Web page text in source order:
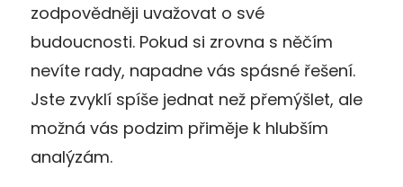
zodpovědněji uvažovat o své
budoucnosti. Pokud si zrovna s něčím
nevíte rady, napadne vás spásné řešení.
Jste zvyklí spíše jednat než přemýšlet, ale
možná vás podzim přiměje k hlubším
analýzám.